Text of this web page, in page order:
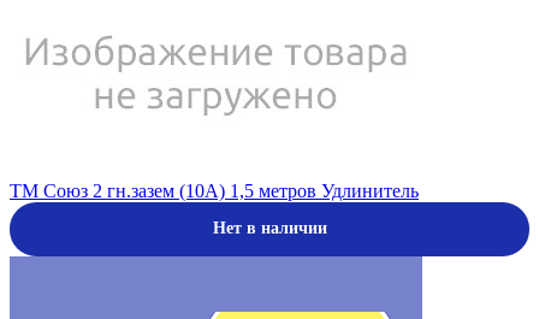
ТМ Союз 2 гн.зазем (10А) 1,5 метров Удлинитель
Нет в наличии